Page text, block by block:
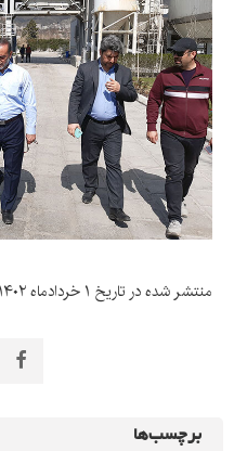
منتشر شده در تاریخ ۱ خردادماه ۱۴۰۲
برچسب‌ها